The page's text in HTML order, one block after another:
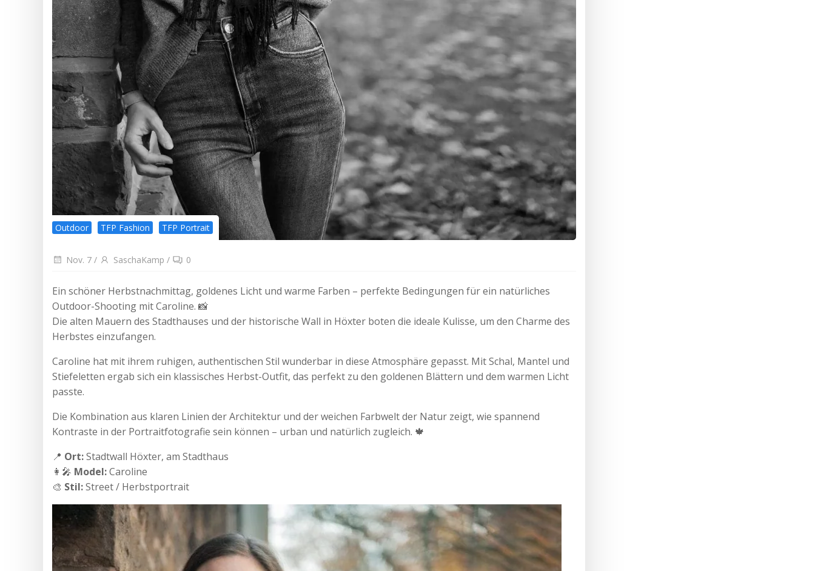
Outdoor TFP Fashion TFP Portrait
Nov. 7 / SaschaKamp / 0
Ein schöner Herbstnachmittag, goldenes Licht und warme Farben – perfekte Bedingungen für ein natürliches
Outdoor-Shooting mit Caroline. 📸
Die alten Mauern des Stadthauses und der historische Wall in Höxter boten die ideale Kulisse, um den Charme des
Herbstes einzufangen.
Caroline hat mit ihrem ruhigen, authentischen Stil wunderbar in diese Atmosphäre gepasst. Mit Schal, Mantel und
Stiefeletten ergab sich ein klassisches Herbst-Outfit, das perfekt zu den goldenen Blättern und dem warmen Licht
passte.
Die Kombination aus klaren Linien der Architektur und der weichen Farbwelt der Natur zeigt, wie spannend
Kontraste in der Portraitfotografie sein können – urban und natürlich zugleich. 🍁
📍 Ort:Stadtwall Höxter, am Stadthaus
👩‍🎤 Model:Caroline
🎨 Stil:Street / Herbstportrait